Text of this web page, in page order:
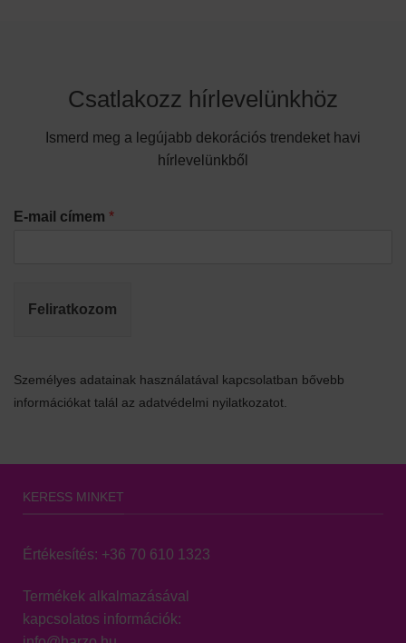
Csatlakozz hírlevelünkhöz
Ismerd meg a legújabb dekorációs trendeket havi
hírlevelünkből
E-mail címem *
Feliratkozom
Személyes adatainak használatával kapcsolatban bővebb
információkat talál az adatvédelmi nyilatkozatot.
KERESS MINKET
Értékesítés: +36 70 610 1323
Termékek alkalmazásával
kapcsolatos információk: